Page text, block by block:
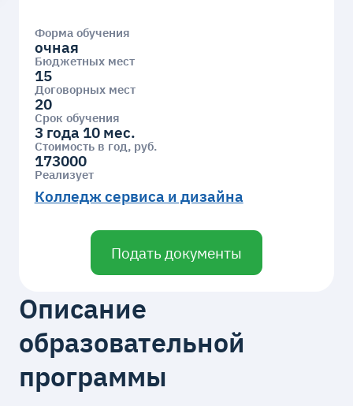
Описание
образовательной
программы
Форма обучения
очная
Бюджетных мест
15
Договорных мест
20
Срок обучения
3 года 10 мес.
Стоимость в год, руб.
173000
Реализует
Колледж сервиса и дизайна
Подать документы